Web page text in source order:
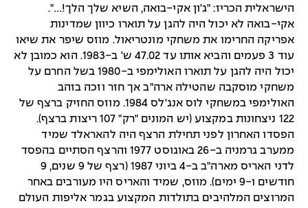
הישראלית הכריז: "ג'ון אקי-בואה, השיא שלך הלך!…".
אקי-בואה לא יכול היה להגן על תוארו כיוון שמדינות
אפריקה החרימו את משחקי מונטריאול. מוזס שיפר את שיאו
עוד 3 פעמים והביא אותו עד 47.02 ש' ב-1983. הוא כמובן לא
יכול היה להגן על תוארו האולימפי ב-1980 בשל החרם על
משחקי מוסקבה שהטילה ארה"ב אך חזר וזכה בזהב
האולימפי במשחקי לוס אנג'לס 1984. מוזס החזיק ברצף של
122 ניצחונות במקצוע (יש המונים "רק" 107 ריצות ברצף).
הפסדו האחרון לפני תחילת הרצף היה להאראלד שמיד
ממערב גרמניה ב-26 באוגוסט 1977 והרצף הסתיים בהפסד
לדני האריס מארה"ב ב-4 ביוני 1987 (רצף של 9 שנים, 9
חודשים ו-9 ימים). מוזס, שמיד והאריס היו מעורבים באחר
המרוצים המלהיבים בתולדות המקצוע בגמר אליפות העולם